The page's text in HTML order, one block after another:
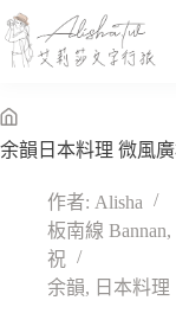
跳
至
主
內
容
無
余韻日本料理 微風
作者: Alisha
板南線 Bannan,
祝
余韻, 日本料理